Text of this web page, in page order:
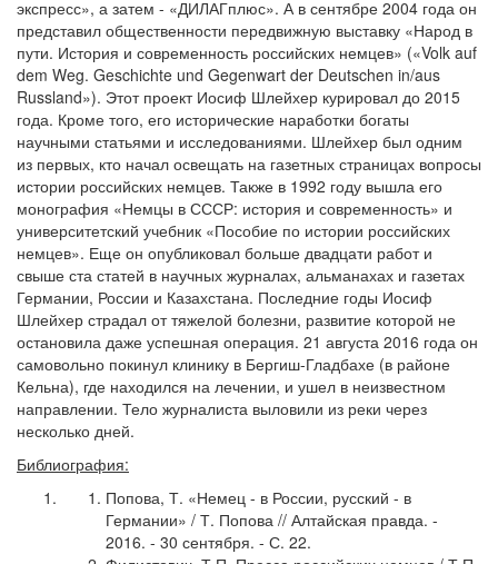
экспресс», а затем - «ДИЛАГплюс». А в сентябре 2004 года он
представил общественности передвижную выставку «Народ в
пути. История и современность российских немцев» («Volk auf
dem Weg. Geschichte und Gegenwart der Deutschen in/aus
Russland»). Этот проект Иосиф Шлейхер курировал до 2015
года. Кроме того, его исторические наработки богаты
научными статьями и исследованиями. Шлейхер был одним
из первых, кто начал освещать на газетных страницах вопросы
истории российских немцев. Также в 1992 году вышла его
монография «Немцы в СССР: история и современность» и
университетский учебник «Пособие по истории российских
немцев». Еще он опубликовал больше двадцати работ и
свыше ста статей в научных журналах, альманахах и газетах
Германии, России и Казахстана. Последние годы Иосиф
Шлейхер страдал от тяжелой болезни, развитие которой не
остановила даже успешная операция. 21 августа 2016 года он
самовольно покинул клинику в Бергиш-Гладбахе (в районе
Кельна), где находился на лечении, и ушел в неизвестном
направлении. Тело журналиста выловили из реки через
несколько дней.
Библиография:
Попова, Т. «Немец - в России, русский - в
Германии» / Т. Попова // Алтайская правда. -
2016. - 30 сентября. - С. 22.